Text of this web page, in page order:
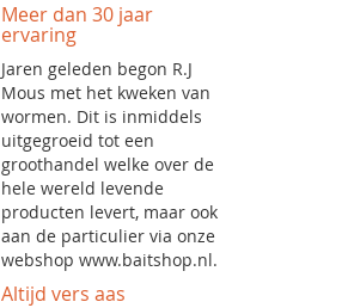
Meer dan 30 jaar
ervaring
Jaren geleden begon R.J
Mous met het kweken van
wormen. Dit is inmiddels
uitgegroeid tot een
groothandel welke over de
hele wereld levende
producten levert, maar ook
aan de particulier via onze
webshop www.baitshop.nl.
Altijd vers aas